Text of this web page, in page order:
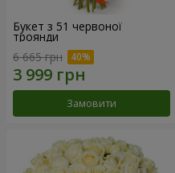
Букет з 51 червоної
троянди
6 665 грн
Замовити